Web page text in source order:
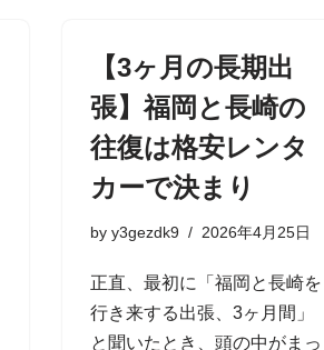
【3ヶ月の長期出
張】福岡と長崎の
往復は格安レンタ
カーで決まり
byy3gezdk9 2026年4月25日
正直、最初に「福岡と長崎を
行き来する出張、3ヶ月間」
と聞いたとき、頭の中がまっ